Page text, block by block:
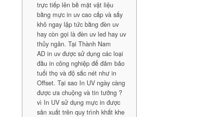
trực tiếp lên bề mặt vật liệu
bằng mực in uv cao cấp và sấy
khô ngay lập tức bằng đèn uv
hay còn gọi là đèn uv led hay uv
thủy ngân. Tại Thành Nam
AD in uv được sử dụng các loại
đầu in công nghiệp để đảm bảo
tuổi thọ và độ sắc nét như in
Offset. Tại sao In UV ngày càng
được ưa chuộng và tin tưởng ?
vì In UV sử dụng mực in được
sản xuất trên quy trình khắt khe